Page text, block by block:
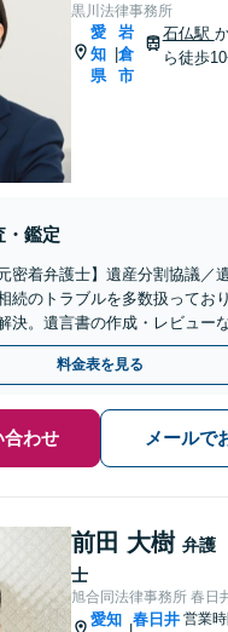
黒川法律事務所
愛
知
県
|
岩
倉
市
石仏駅
ら徒歩
・鑑定
密着弁護士】遺産分割協議／
続のトラブルを多数扱ってお
決。遺言書の作成・レビュー
利用可能】【駐車場完備】
料金表を見る
合わせ メールで
前田 大樹 弁護
士
旭合同法律事務所 春日
愛知 春日井 営業